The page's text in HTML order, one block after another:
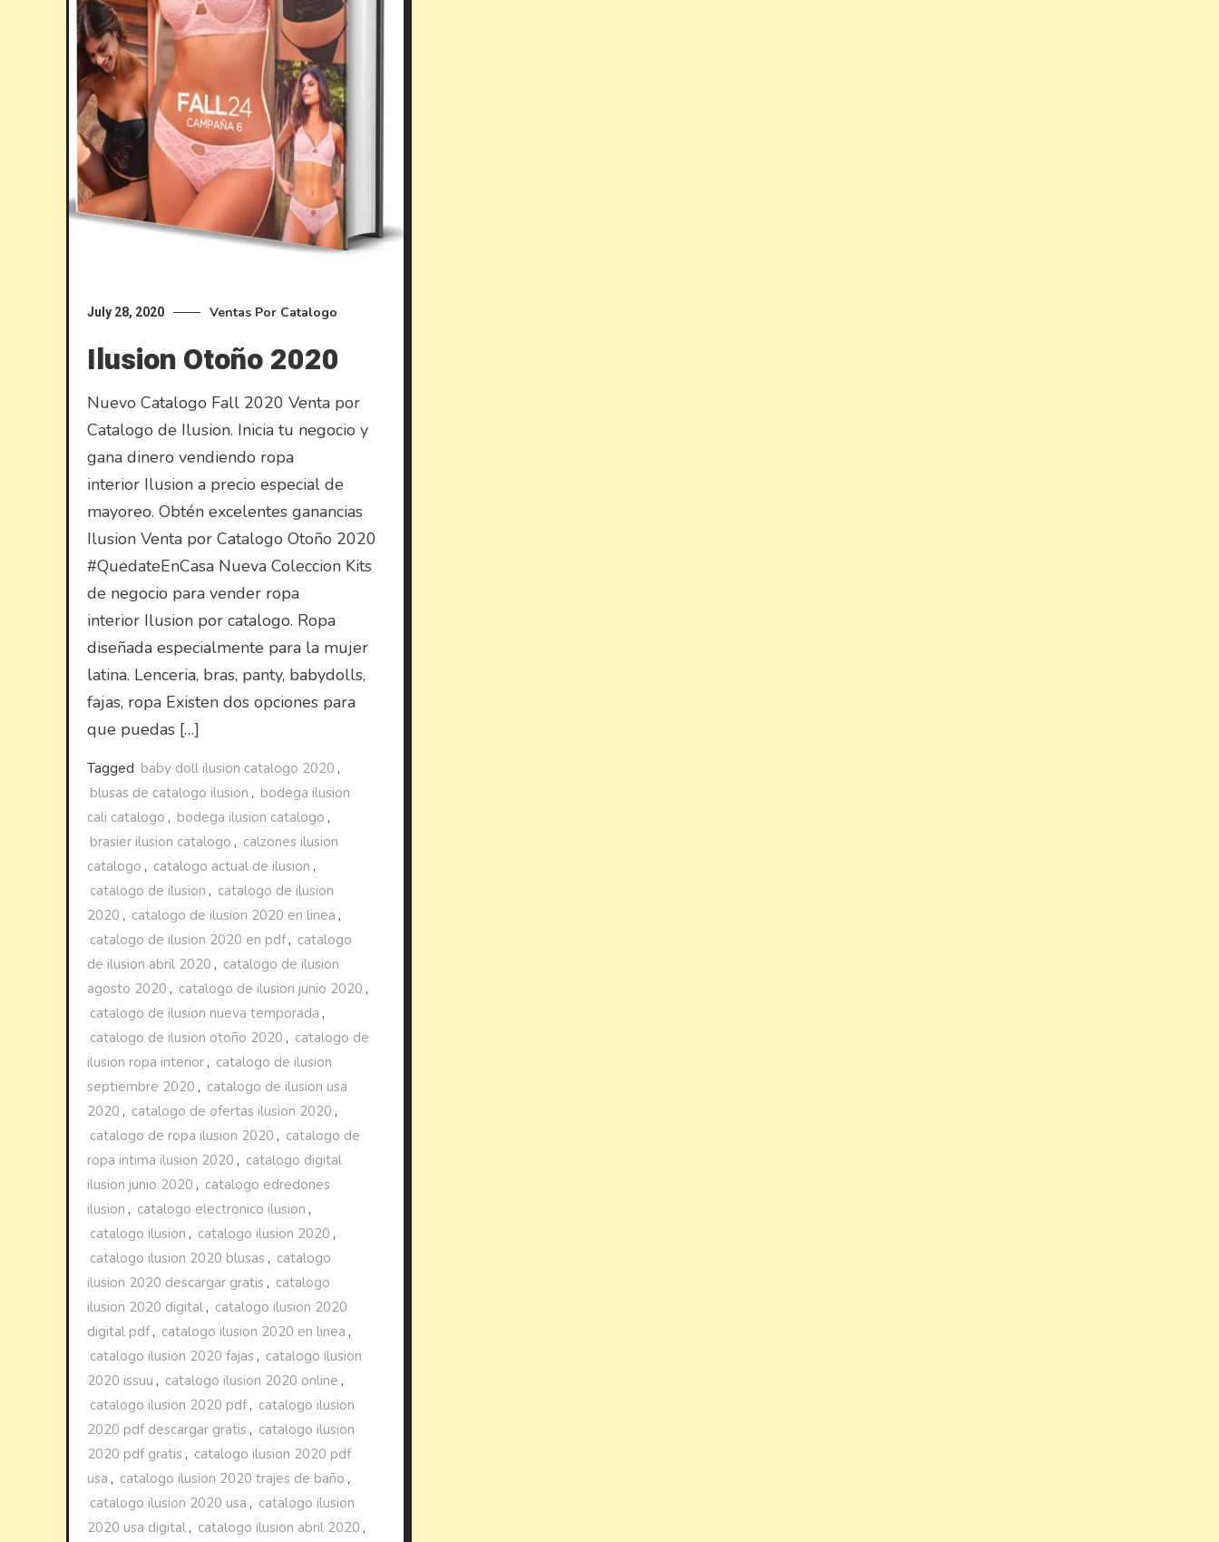
July 28, 2020 Ventas Por Catalogo
Ilusion Otoño 2020
Nuevo Catalogo Fall 2020 Venta por
Catalogo de Ilusion. Inicia tu negocio y
gana dinero vendiendo ropa
interior Ilusion a precio especial de
mayoreo. Obtén excelentes ganancias
Ilusion Venta por Catalogo Otoño 2020
#QuedateEnCasa Nueva Coleccion Kits
de negocio para vender ropa
interior Ilusion por catalogo. Ropa
diseñada especialmente para la mujer
latina. Lenceria, bras, panty, babydolls,
fajas, ropa Existen dos opciones para
que puedas […]
Tagged baby doll ilusion catalogo 2020 ,
blusas de catalogo ilusion , bodega ilusion
cali catalogo , bodega ilusion catalogo ,
brasier ilusion catalogo , calzones ilusion
catalogo , catalogo actual de ilusion ,
catalogo de ilusion , catalogo de ilusion
2020 , catalogo de ilusion 2020 en linea ,
catalogo de ilusion 2020 en pdf, catalogo
de ilusion abril 2020 , catalogo de ilusion
agosto 2020 , catalogo de ilusion junio 2020 ,
catalogo de ilusion nueva temporada ,
catalogo de ilusion otoño 2020 , catalogo de
ilusion ropa interior , catalogo de ilusion
septiembre 2020 , catalogo de ilusion usa
2020 , catalogo de ofertas ilusion 2020 ,
catalogo de ropa ilusion 2020 , catalogo de
ropa intima ilusion 2020 , catalogo digital
ilusion junio 2020 , catalogo edredones
ilusion , catalogo electronico ilusion ,
catalogo ilusion , catalogo ilusion 2020 ,
catalogo ilusion 2020 blusas , catalogo
ilusion 2020 descargar gratis , catalogo
ilusion 2020 digital , catalogo ilusion 2020
digital pdf, catalogo ilusion 2020 en linea ,
catalogo ilusion 2020 fajas , catalogo ilusion
2020 issuu , catalogo ilusion 2020 online ,
catalogo ilusion 2020 pdf, catalogo ilusion
2020 pdf descargar gratis , catalogo ilusion
2020 pdf gratis , catalogo ilusion 2020 pdf
usa , catalogo ilusion 2020 trajes de baño ,
catalogo ilusion 2020 usa , catalogo ilusion
2020 usa digital , catalogo ilusion abril 2020 ,